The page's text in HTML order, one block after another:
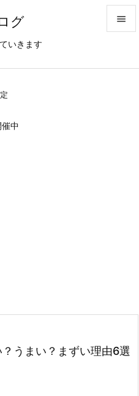
グ
いきます

中
うまい？まずい理由6選